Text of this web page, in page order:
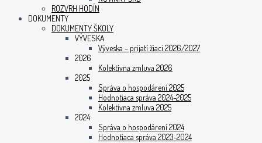
ROZVRH HODÍN
DOKUMENTY
DOKUMENTY ŠKOLY
VÝVESKA
Výveska – prijatí žiaci 2026/2027
2026
Kolektívna zmluva 2026
2025
Správa o hospodárení 2025
Hodnotiaca správa 2024-2025
Kolektívna zmluva 2025
2024
Správa o hospodárení 2024
Hodnotiaca správa 2023-2024